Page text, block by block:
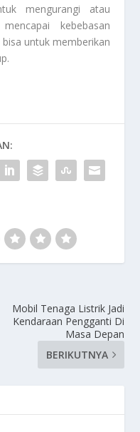
mengurangi atau
kebebasan
untuk memberikan
.
Mobil Tenaga Listrik Jadi
Kendaraan Pengganti Di
Masa Depan
BERIKUTNYA